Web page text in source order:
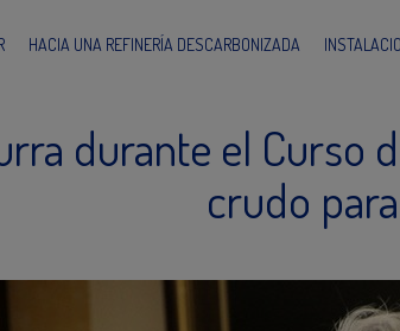
HACIA UNA REFINERÍA DESCARBONIZADA
durante el Curso
crudo